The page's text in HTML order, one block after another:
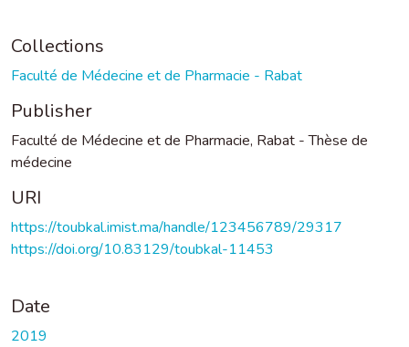
Collections
Faculté de Médecine et de Pharmacie - Rabat
Publisher
Faculté de Médecine et de Pharmacie, Rabat - Thèse de
médecine
URI
https://toubkal.imist.ma/handle/123456789/29317
https://doi.org/10.83129/toubkal-11453
Date
2019